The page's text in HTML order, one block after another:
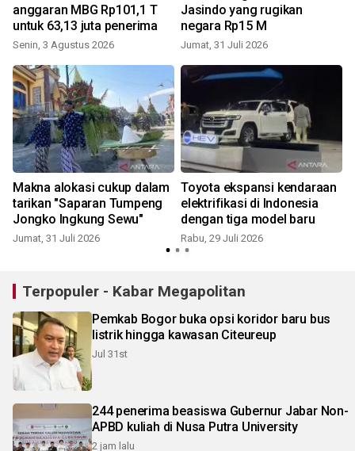
anggaran MBG Rp101,1 T
untuk 63,13 juta penerima
Senin, 3 Agustus 2026
Jasindo yang rugikan
negara Rp15 M
Jumat, 31 Juli 2026
Makna alokasi cukup dalam
tarikan "Saparan Tumpeng
Jongko Ingkung Sewu"
Jumat, 31 Juli 2026
Toyota ekspansi kendaraan
elektrifikasi di Indonesia
dengan tiga model baru
Rabu, 29 Juli 2026
Terpopuler - Kabar Megapolitan
Pemkab Bogor buka opsi koridor baru bus
listrik hingga kawasan Citeureup
Jul 31st
244 penerima beasiswa Gubernur Jabar Non-
APBD kuliah di Nusa Putra University
2 jam lalu